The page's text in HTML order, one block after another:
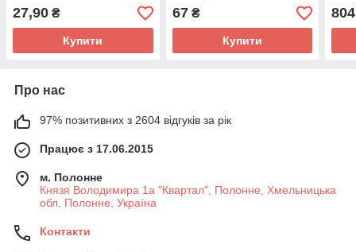
27,90 ₴
Купити
67₴
Купити
Про нас
97% позитивних з 2604 відгуків за рік
Працює з 17.06.2015
м. Полонне
Князя Володимира 1а "Квартал", Полонне, Хмельницька
обл, Полонне, Україна
Контакти